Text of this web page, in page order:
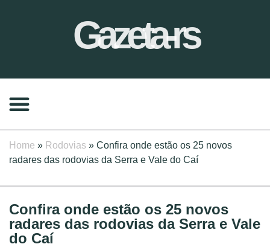
Gazeta-rs
Home » Rodovias » Confira onde estão os 25 novos
radares das rodovias da Serra e Vale do Caí
Confira onde estão os 25 novos
radares das rodovias da Serra e Vale
do Caí